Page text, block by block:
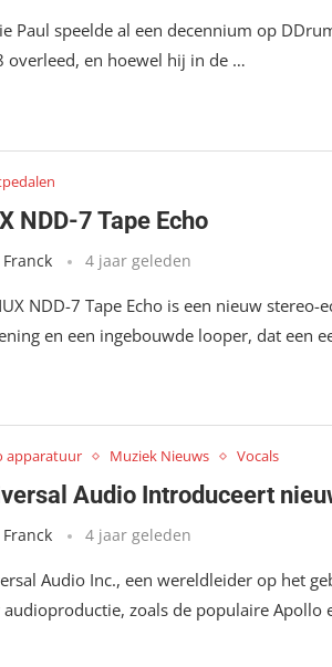
Paul speelde al een decennium op
overleed, en hoewel hij in de …
NDD-7 Tape Echo
Franck 4 jaar geleden
NDD-7 Tape Echo is een nieuw
en een ingebouwde looper, dat een
apparatuur Muziek Nieuws Vocals
Audio Introduceert
Franck 4 jaar geleden
Audio Inc., een wereldleider op het
zoals de populaire Apollo